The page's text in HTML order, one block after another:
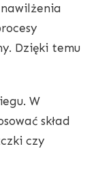
Dzięki temu
W
skład
czy